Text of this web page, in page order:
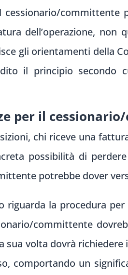
committente
dell’operazione, non
gli orientamenti della
il principio secondo
per il
chi riceve una
possibilità di
potrebbe dover
la procedura
committente
sua volta dovrà
comportando un